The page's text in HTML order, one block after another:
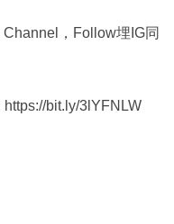
，Follow埋IG同
bit.ly/3lYFNLW